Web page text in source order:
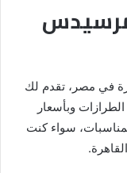
مرسيدس
في مصر، تقدم لك
وبأسعار
سواء كنت